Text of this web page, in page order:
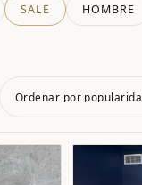
SALE HOMBRE